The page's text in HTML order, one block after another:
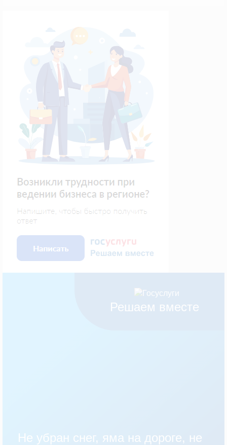
Решаем вместе
Не убран снег, яма на дороге, не